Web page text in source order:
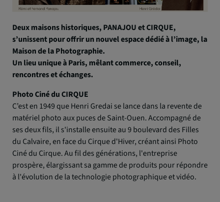
Deux maisons historiques, PANAJOU et CIRQUE,
s’unissent pour offrir un nouvel espace dédié à l’image, la
Maison de la Photographie.
Un lieu unique à Paris, mêlant commerce, conseil,
rencontres et échanges.
Photo Ciné du CIRQUE
C’est en 1949 que Henri Gredai se lance dans la revente de
matériel photo aux puces de Saint-Ouen. Accompagné de
ses deux fils, il s'installe ensuite au 9 boulevard des Filles
du Calvaire, en face du Cirque d'Hiver, créant ainsi Photo
Ciné du Cirque. Au fil des générations, l'entreprise
prospère, élargissant sa gamme de produits pour répondre
à l'évolution de la technologie photographique et vidéo.